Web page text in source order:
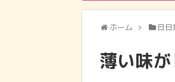
ホーム 日日
薄い味